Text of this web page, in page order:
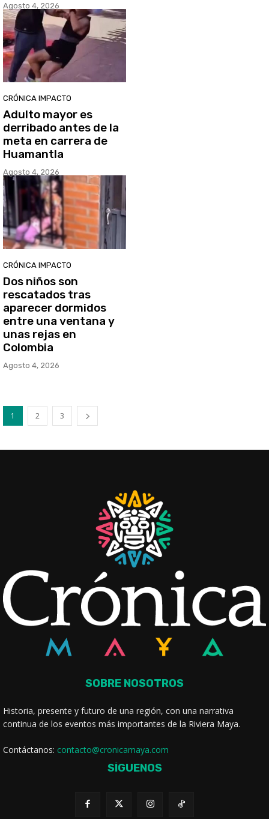
Agosto 4, 2026
CRÓNICA IMPACTO
Adulto mayor es
derribado antes de la
meta en carrera de
Huamantla
Agosto 4, 2026
CRÓNICA IMPACTO
Dos niños son
rescatados tras
aparecer dormidos
entre una ventana y
unas rejas en
Colombia
Agosto 4, 2026
1 2 3
SOBRE NOSOTROS
Historia, presente y futuro de una región, con una narrativa
continua de los eventos más importantes de la Riviera Maya.
Contáctanos: contacto@cronicamaya.com
SÍGUENOS